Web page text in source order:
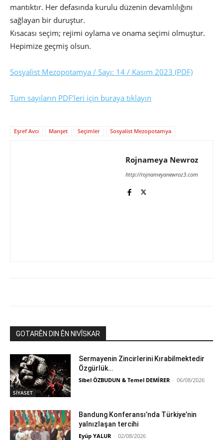
mantıktır. Her defasında kurulu düzenin devamlılığını
sağlayan bir duruştur.
Kısacası seçim; rejimi oylama ve onama seçimi olmuştur.
Hepimize geçmiş olsun.
Sosyalist Mezopotamya / Sayı: 14 / Kasım 2023 (PDF)
Tüm sayıların PDF’leri için buraya tıklayın
Eşref Avcı Manşet Seçimler Sosyalist Mezopotamya
Rojnameya Newroz
http://rojnameyanewroz3.com
GOTARÊN DIN ÊN NIVÎSKAR
SİYASET
Sermayenin Zincirlerini Kırabilmektedir
Özgürlük…
Sibel ÖZBUDUN & Temel DEMİRER - 06/08/2026
Bandung Konferansı’nda Türkiye’nin
yalnızlaşan tercihi
Eyüp YALUR - 02/08/2026